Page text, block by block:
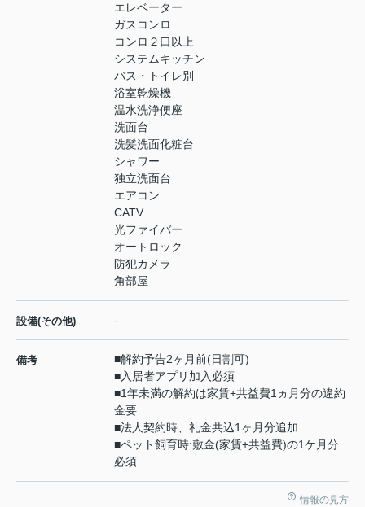
エレベーター
ガスコンロ
コンロ２口以上
システムキッチン
バス・トイレ別
浴室乾燥機
温水洗浄便座
洗面台
洗髪洗面化粧台
シャワー
独立洗面台
エアコン
CATV
光ファイバー
オートロック
防犯カメラ
角部屋
設備(その他) -
備考
■解約予告2ヶ月前(日割可)
■入居者アプリ加入必須
■1年未満の解約は家賃+共益費1ヵ月分の違約
金要
■法人契約時、礼金共込1ヶ月分追加
■ペット飼育時:敷金(家賃+共益費)の1ケ月分
必須
情報の見方